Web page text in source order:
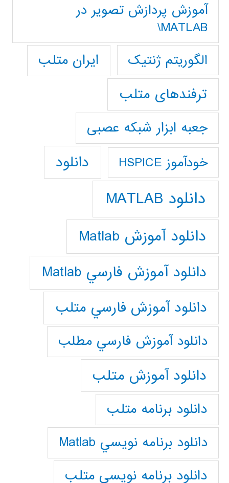
آموزش پردازش تصوير در
MATLAB\
الگوریتم ژنتیک
ایران متلب
ترفندهای متلب
جعبه ابزار شبکه عصبی
خودآموز HSPICE دانلود
دانلود MATLAB
دانلود آموزش Matlab
دانلود آموزش فارسي Matlab
دانلود آموزش فارسي متلب
دانلود آموزش فارسي مطلب
دانلود آموزش متلب
دانلود برنامه متلب
دانلود برنامه نويسي Matlab
دانلود برنامه نويسي متلب